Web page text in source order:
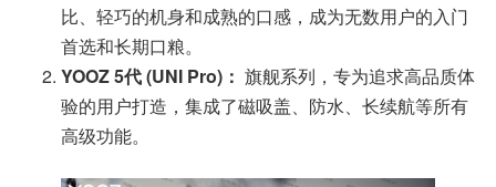
比、轻巧的机身和成熟的口感，成为无数用户的入门
首选和长期口粮。
YOOZ 5代 (UNI Pro)： 旗舰系列，专为追求高品质体
验的用户打造，集成了磁吸盖、防水、长续航等所有
高级功能。